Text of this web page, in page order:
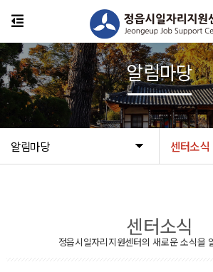
알림마당 센터소식
알림마당
센터소식
정읍시일자리지원센터의 새로운 소식을